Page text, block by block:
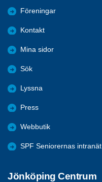
Föreningar
Kontakt
Mina sidor
Sök
Lyssna
Press
Webbutik
SPF Seniorernas intranät
Jönköping Centrum